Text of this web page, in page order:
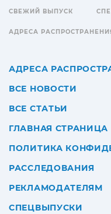
СВЕЖИЙ ВЫПУСК
АДРЕСА
АДРЕСА
ВСЕ НОВОСТИ
ВСЕ СТАТЬИ
ГЛАВНАЯ СТРАНИЦА
ПОЛИТИКА
РАССЛЕДОВАНИЯ
РЕКЛАМОДАТЕЛЯМ
СПЕЦВЫПУСКИ